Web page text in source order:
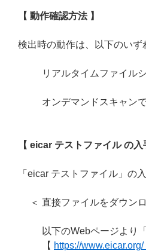
【 動作確認方法 】
検出時の動作は、以下のいず
リアルタイムファイル
オンデマンドスキャン
【 eicar テストファイル の入
「eicar テストファイル」の
＜ 直接ファイルをダウン
以下のWebページより
【 https://www.eicar.org/